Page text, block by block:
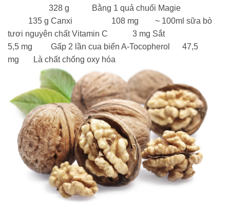
328 g Bằng 1 quả chuối Magie
135 g Canxi 108 mg ~ 100ml sữa bò
tươi nguyên chất Vitamin C 3 mg Sắt
5,5 mg Gấp 2 lần cua biển A-Tocopherol 47,5
mg Là chất chống oxy hóa